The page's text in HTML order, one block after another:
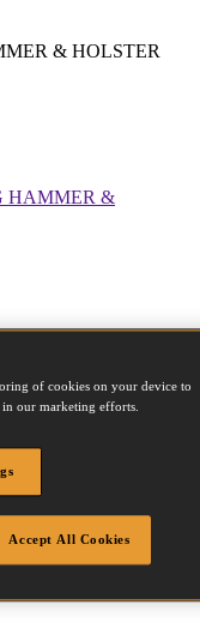
&
of cookies on your device to
in our marketing efforts.
Accept All Cookies